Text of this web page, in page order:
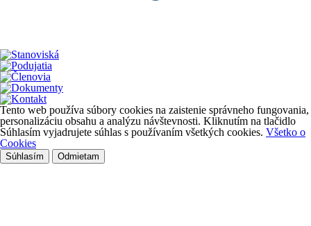
Tento web používa súbory cookies na zaistenie správneho fungovania,
personalizáciu obsahu a analýzu návštevnosti. Kliknutím na tlačidlo
Súhlasím vyjadrujete súhlas s používaním všetkých cookies. Všetko o
Cookies
Súhlasím Odmietam